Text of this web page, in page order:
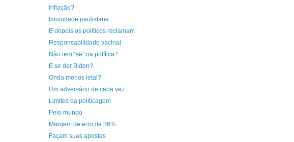
Inflação?
Imunidade paulistana
E depois os políticos reclamam
Responsabilidade vacinal
Não tem "se" na política?
E se der Biden?
Onda menos letal?
Um adversário de cada vez
Limites da políticagem
Pelo mundo
Margem de erro de 36%
Façam suas apostas